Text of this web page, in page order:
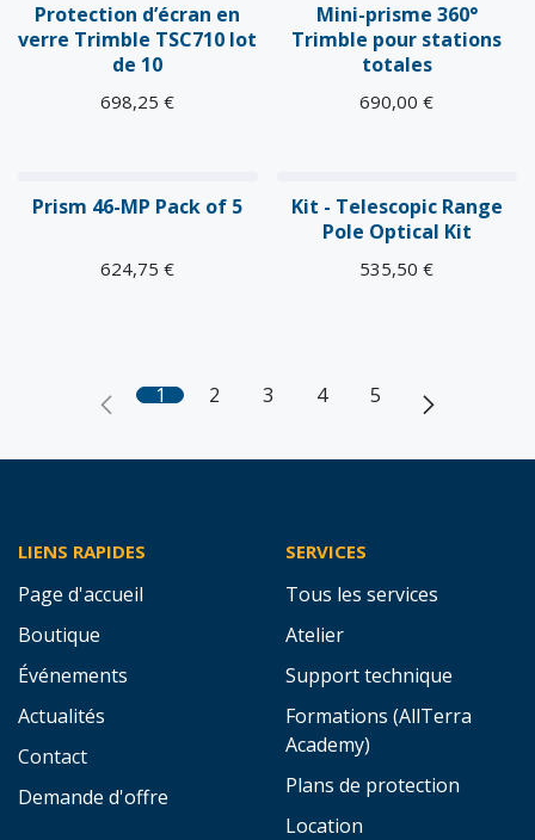
Protection d’écran en
verre Trimble TSC710 lot
de 10
698,25 €
Mini-prisme 360°
Trimble pour stations
totales
690,00 €
Prism 46-MP Pack of 5
624,75 €
Kit - Telescopic Range
Pole Optical Kit
535,50 €
1 2 3 4 5
LIENS RAPIDES
Page d'accueil
Boutique
Événements
Actualités
Contact
Demande d'offre
SERVICES
Tous les services
Atelier
Support technique
Formations (AllTerra
Academy)
Plans de protection
Location